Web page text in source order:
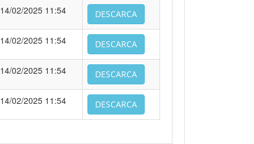
14/02/2025 11:54 DESCARCA
14/02/2025 11:54 DESCARCA
14/02/2025 11:54 DESCARCA
14/02/2025 11:54 DESCARCA